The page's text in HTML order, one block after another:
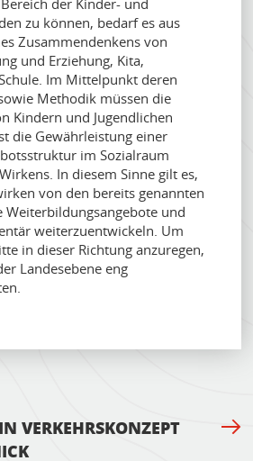
der Kinder- und
zu können, bedarf es aus
Zusammendenkens von
und Erziehung, Kita,
Im Mittelpunkt deren
Methodik müssen die
Kindern und Jugendlichen
die Gewährleistung einer
im Sozialraum
In diesem Sinne gilt es,
von den bereits genannten
Weiterbildungsangebote und
weiterzuentwickeln. Um
in dieser Richtung anzuregen,
Landesebene eng
VERKEHRSKONZEPT